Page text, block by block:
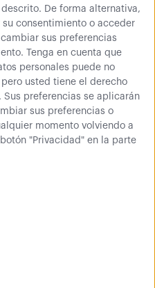
De forma alternativa,
consentimiento o acceder
sus preferencias
Tenga en cuenta que
personales puede no
usted tiene el derecho
preferencias se aplicarán
sus preferencias o
momento volviendo a
"Privacidad" en la parte